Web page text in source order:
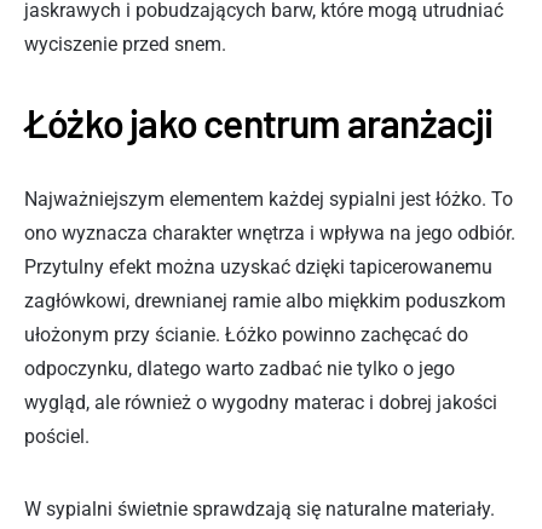
jaskrawych i pobudzających barw, które mogą utrudniać
wyciszenie przed snem.
Łóżko jako centrum aranżacji
Najważniejszym elementem każdej sypialni jest łóżko. To
ono wyznacza charakter wnętrza i wpływa na jego odbiór.
Przytulny efekt można uzyskać dzięki tapicerowanemu
zagłówkowi, drewnianej ramie albo miękkim poduszkom
ułożonym przy ścianie. Łóżko powinno zachęcać do
odpoczynku, dlatego warto zadbać nie tylko o jego
wygląd, ale również o wygodny materac i dobrej jakości
pościel.
W sypialni świetnie sprawdzają się naturalne materiały.